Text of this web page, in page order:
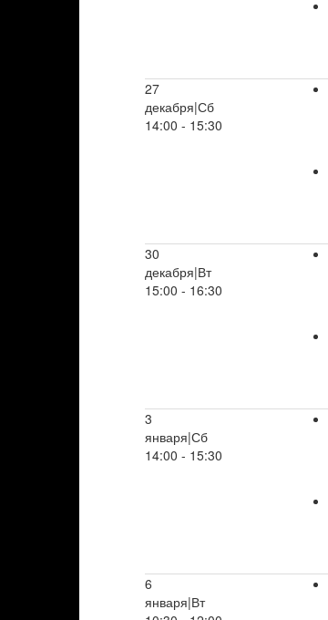
27
декабря|Сб
14:00 - 15:30
30
декабря|Вт
15:00 - 16:30
3
января|Сб
14:00 - 15:30
6
января|Вт